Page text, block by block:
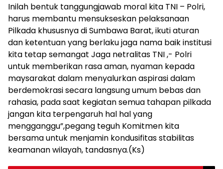
Inilah bentuk tanggungjawab moral kita TNI – Polri,
harus membantu mensukseskan pelaksanaan
Pilkada khususnya di Sumbawa Barat, ikuti aturan
dan ketentuan yang berlaku jaga nama baik institusi
kita tetap semangat Jaga netralitas TNI ,- Polri
untuk memberikan rasa aman, nyaman kepada
maysarakat dalam menyalurkan aspirasi dalam
berdemokrasi secara langsung umum bebas dan
rahasia, pada saat kegiatan semua tahapan pilkada
jangan kita terpengaruh hal hal yang
mengganggu”,pegang teguh Komitmen kita
bersama untuk menjamin kondusifitas stabilitas
keamanan wilayah, tandasnya.(Ks)